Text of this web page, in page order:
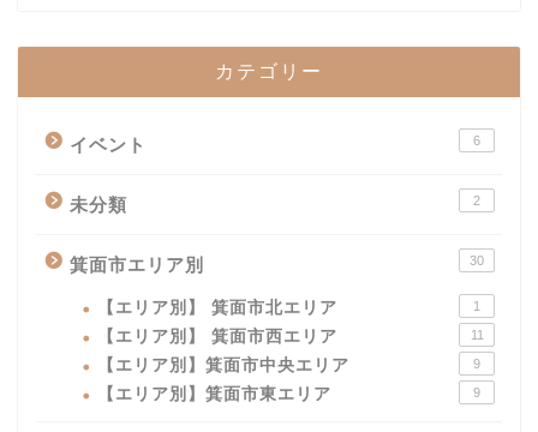
カテゴリー
イベント 6
未分類 2
箕面市エリア別 30
【エリア別】 箕面市北エリア 1
【エリア別】 箕面市西エリア 11
【エリア別】箕面市中央エリア 9
【エリア別】箕面市東エリア 9